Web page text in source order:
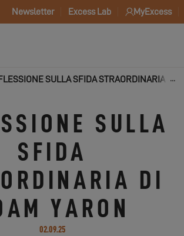
Newsletter Excess Lab MyExcess
SULLA SFIDA STRAORDINARIA DI
SULLA
SFIDA
DI
YARON
02.09.25